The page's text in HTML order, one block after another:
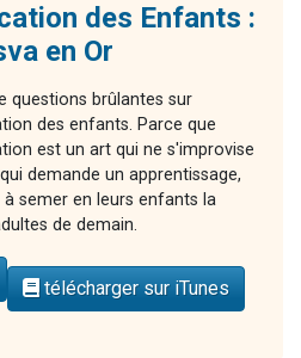
des Enfants :
en Or
questions brûlantes sur
des enfants. Parce que
est un art qui ne s'improvise
demande un apprentissage,
semer en leurs enfants la
de demain.
télécharger sur iTunes